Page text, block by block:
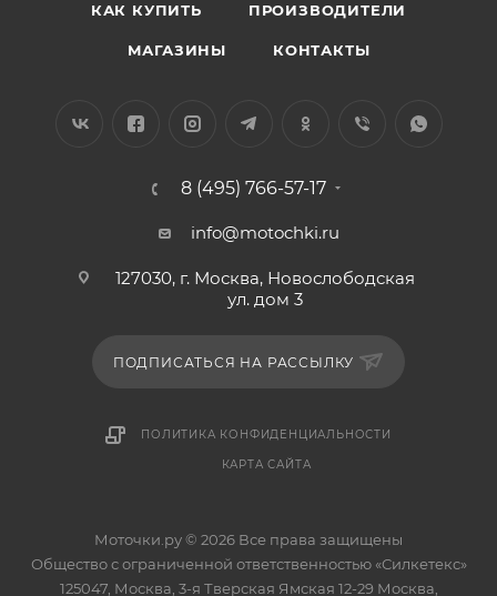
КАК КУПИТЬ ПРОИЗВОДИТЕЛИ
МАГАЗИНЫ КОНТАКТЫ
8 (495) 766-57-17
info@motochki.ru
127030, г. Москва, Новослободская
ул. дом 3
ПОДПИСАТЬСЯ НА РАССЫЛКУ
ПОЛИТИКА КОНФИДЕНЦИАЛЬНОСТИ
КАРТА САЙТА
Моточки.ру © 2026 Все права защищены
Общество с ограниченной ответственностью «Силкетекс»
125047, Москва, 3-я Тверская Ямская 12-29 Москва,